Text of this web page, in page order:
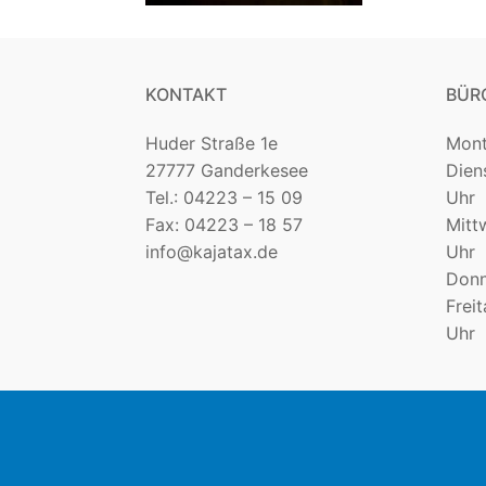
KONTAKT
Huder Straße 1e
27777 Ganderkesee
Tel.: 04223 – 15 09
Fax: 04223 – 18 57
info@kajatax.de
Uhr
Uhr
Uhr